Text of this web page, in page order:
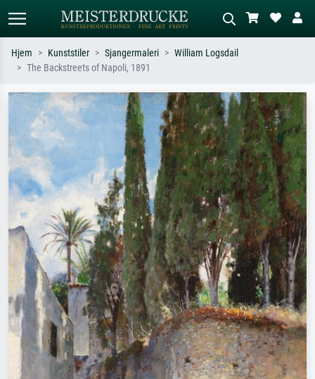
Søk etter kunstner, tittel eller stil – for
eksempel Monet, Stjernenatt,
impresjonisme, Hokusai-bølgen, akt.
Beskriv scenen – for eksempel grønn
eng, abstrakt med mye rødt, mørkt
oljemaleri, stående akt ved et tre.
Hjem Kunststiler Sjangermaleri
William Logsdail
The Backstreets of Napoli, 1891